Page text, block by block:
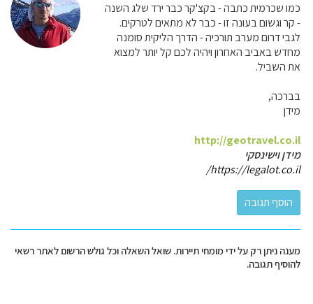
כמו שכרמית כתבה - בקצ'קר כבר ירד שלג השנה
- קר וגשום בעונה זו - כבר לא מתאים לטרקים.
לגבי דרום מערב תורכיה - הדרך הליקית סומנה
מחדש באביב האחרון ויהיה לכם קל יותר למצוא
את השביל.
בברכה,
מידן
http://geotravel.co.il
מידן וישינסקי
https://legalot.co.il/
מענה ניתן רק על ידי מומחי תיירות. שואל השאלה וכל גולש הרשום לאתר רשאי
להוסיף תגובה.